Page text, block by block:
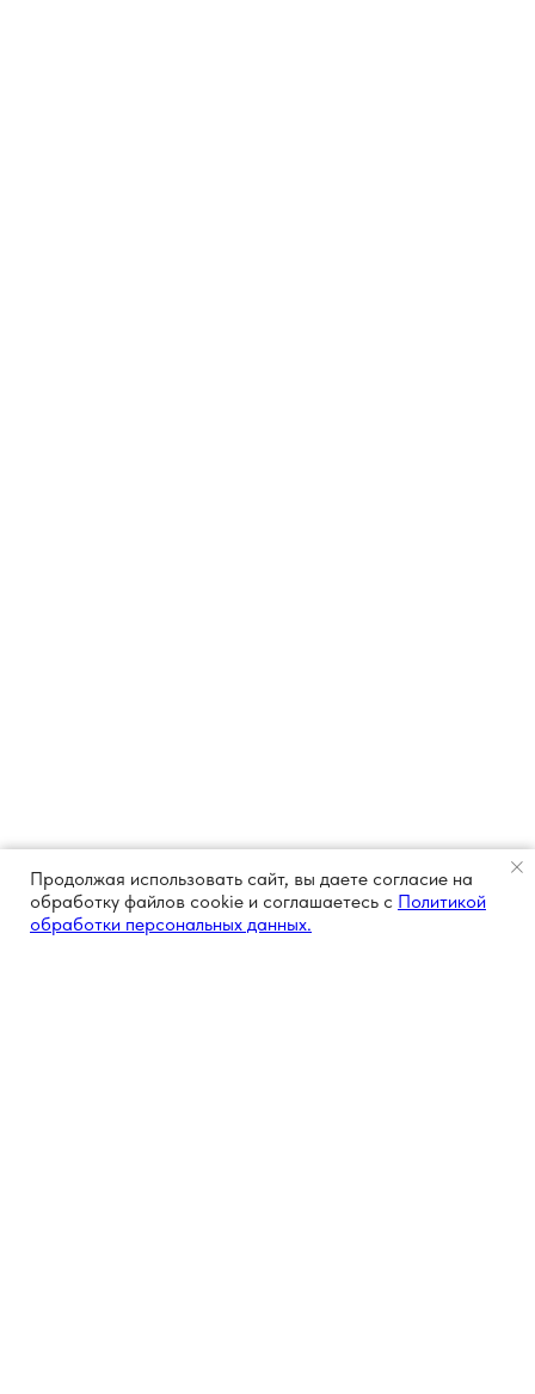
Продолжая использовать сайт, вы даете согласие на
обработку файлов cookie и соглашаетесь с Политикой
обработки персональных данных.